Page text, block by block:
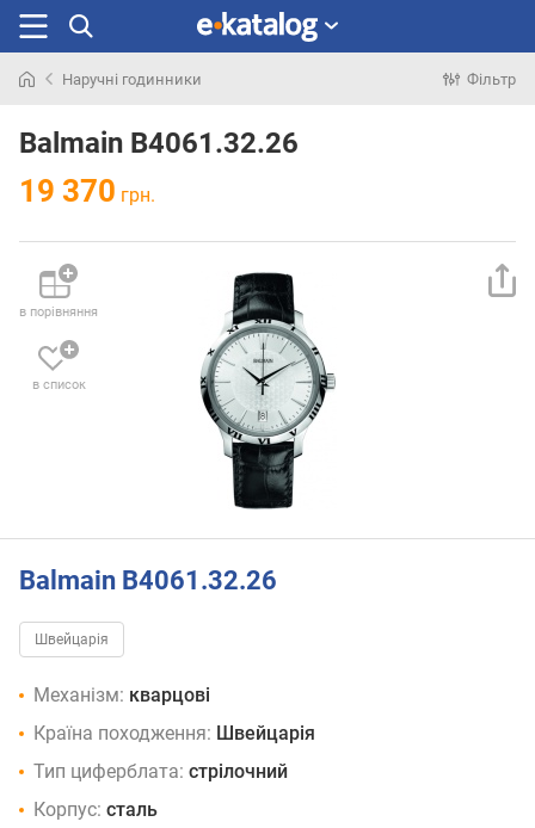
раніше
Наручні годинники Фільтр
Balmain B4061.32.26
19 370 грн.
в порівняння
в список
Balmain B4061.32.26
Швейцарія
Механізм: кварцові
Країна походження: Швейцарія
Тип циферблата: стрілочний
Корпус: сталь